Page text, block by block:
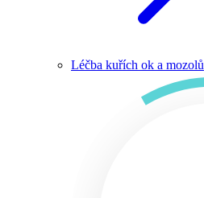
Léčba kuřích ok a mozolů